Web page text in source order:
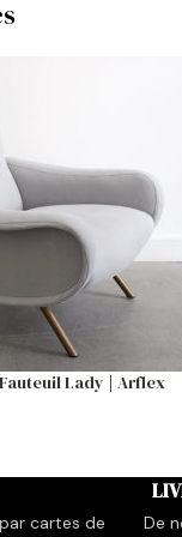
Lady | Arflex
cartes de De